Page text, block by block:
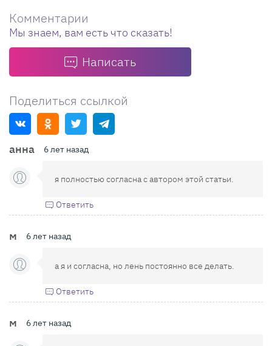
Комментарии
Мы знаем, вам есть что сказать!
Написать
Поделиться ссылкой
анна 6 лет назад
я полностью согласна с автором этой статьи.
Ответить
м 6 лет назад
а я и согласна, но лень постоянно все делать.
Ответить
м 6 лет назад